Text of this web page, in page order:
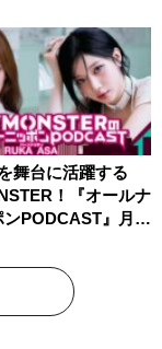
舞台に活躍する
！『オールナ
ンPODCAST』月替
リティ